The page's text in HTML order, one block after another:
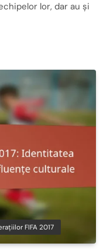
lor, dar au și
FIFA 2017